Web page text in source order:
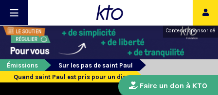
Contenu sponsorisé
Émissions
Sur les pas de saint Paul
Quand saint Paul est pris pour un dieu
Faire un don à KTO